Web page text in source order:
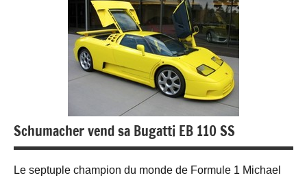
Schumacher vend sa Bugatti EB 110 SS
Le septuple champion du monde de Formule 1 Michael